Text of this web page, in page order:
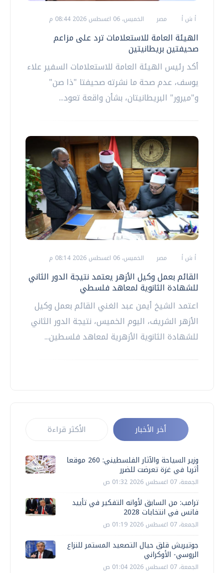
أ ش أ مصر الخميس، 06 اغسطس 2026 08:44 م
الهيئة العامة للاستعلامات ترد على مزاعم
صحيفتين بريطانيتين
أكد رئيس الهيئة العامة للاستعلامات السفير علاء
يوسف، عدم صحة ما نشرته صحيفتا "ذا صن"
و"ميرور" البريطانيتان، بشأن واقعة تعود...
أ ش أ مصر الخميس، 06 اغسطس 2026 08:14 م
القائم بعمل وكيل الأزهر يعتمد نتيجة الدور الثاني
للشهادة الثانوية لمعاهد فلسطي
اعتمد الشيخ أيمن عبد الغني القائم بعمل وكيل
الأزهر الشريف، اليوم الخميس، نتيجة الدور الثاني
للشهادة الثانوية الأزهرية لمعاهد فلسطين...
أخر الأخبار الأكثر قراءة
وزير السياحة والآثار الفلسطيني: 260 موقعا
أثريا في غزة تعرضت للضرر
الجمعة، 07 اغسطس 2026 01:32 ص
ترامب: من السابق لأوانه التفكير في تأييد
فانس في انتخابات 2028
الجمعة، 07 اغسطس 2026 01:19 ص
جوتيريش قلق حيال التصعيد المستمر للنزاع
الروسي- الأوكراني
الجمعة، 07 اغسطس 2026 01:04 ص